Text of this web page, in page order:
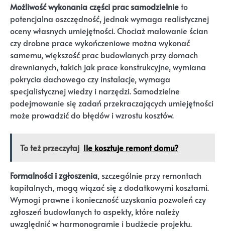
Możliwość wykonania części prac samodzielnieto
potencjalna oszczędność, jednak wymaga realistycznej
oceny własnych umiejętności. Chociaż malowanie ścian
czy drobne prace wykończeniowe można wykonać
samemu, większość prac budowlanych przy domach
drewnianych, takich jak prace konstrukcyjne, wymiana
pokrycia dachowego czy instalacje, wymaga
specjalistycznej wiedzy i narzędzi. Samodzielne
podejmowanie się zadań przekraczających umiejętności
może prowadzić do błędów i wzrostu kosztów.
To też przeczytaj Ile kosztuje remont domu?
Formalności i zgłoszenia, szczególnie przy remontach
kapitalnych, mogą wiązać się z dodatkowymi kosztami.
Wymogi prawne i konieczność uzyskania pozwoleń czy
zgłoszeń budowlanych to aspekty, które należy
uwzględnić w harmonogramie i budżecie projektu.